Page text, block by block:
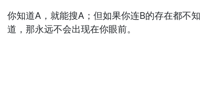
你知道A，就能搜A；但如果你连B的存在都不知
道，那永远不会出现在你眼前。